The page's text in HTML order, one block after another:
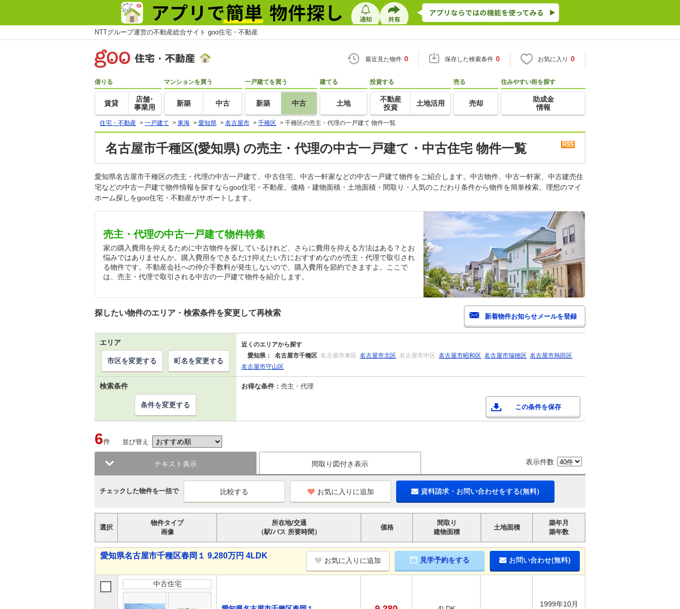
NTTグループ運営の不動産総合サイト goo住宅・不動産
最近見た物件 0 保存した検索条件 0 お気に入り 0
借りる
賃貸
店舗･
事業用
マンションを買う
新築 中古
一戸建てを買う
新築 中古
建てる
土地
投資する
不動産
投資
土地活用
売る
売却
住みやすい街を探す
助成金
情報
住宅・不動産 > 一戸建て > 東海 > 愛知県 > 名古屋市 > 千種区 > 千種区の売主・代理の一戸建て 物件一覧
名古屋市千種区(愛知県) の売主・代理の中古一戸建て・中古住宅 物件一覧
愛知県名古屋市千種区の売主・代理の中古一戸建て、中古住宅、中古一軒家などの中古一戸建て物件をご紹介します。中古物件、中古一軒家、中古建売住
宅などの中古一戸建て物件情報を探すならgoo住宅・不動産。価格・建物面積・土地面積・間取り・人気のこだわり条件から物件を簡単検索。理想のマイ
ホーム探しをgoo住宅・不動産がサポートします。
売主・代理の中古一戸建て物件特集
家の購入費用を抑えるために中古物件を探しているけれど、さらに費用を抑える方法はある？とお
悩みではありませんか。購入費用をできるだけ抑えたい方におすすめなのが売主・代理で取引され
る物件です。不動産会社への仲介手数料が発生しないので、購入費用を節約できますよ。ここで
は、売主・代理で取引される中古の一戸建て物件を紹介します。
探したい物件のエリア・検索条件を変更して再検索
エリア
近くのエリアから探す
愛知県：
名古屋市千種区 名古屋市東区 名古屋市北区 名古屋市中区 名古屋市昭和区 名古屋市瑞穂区 名古屋市熱田区
名古屋市守山区
市区を変更する 町名を変更する
検索条件 お得な条件： 売主・代理
この条件を保存
条件を変更する
6件 並び替え
テキスト表示 間取り図付き表示 表示件数
チェックした物件を一括で お気に入りに追加 資料請求・お問い合わせをする(無料)
選択
物件タイプ
画像
所在地/交通
（駅/バス 所要時間）
価格
間取り
建物面積
土地面積
築年月
築年数
愛知県名古屋市千種区春岡１ 9,280万円 4LDK
お気に入りに追加 見学予約をする お問い合わせ(無料)
中古住宅
1999年10月